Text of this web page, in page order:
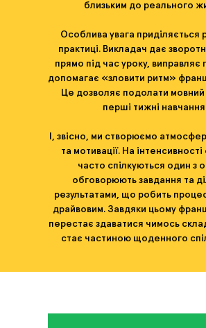
близьким до реального
Особлива увага приділяється
практиці. Викладач дає
прямо під час уроку, виправляє
допомагає «зловити ритм»
Це дозволяє подолати мовний
перші тижні
І, звісно, ​​ми створюємо
та мотивації. На
часто спілкуються один з
обговорюють завдання та
результатами, що робить
драйвовим. Завдяки цьому
перестає здаватися чимось
стає частиною щоденного